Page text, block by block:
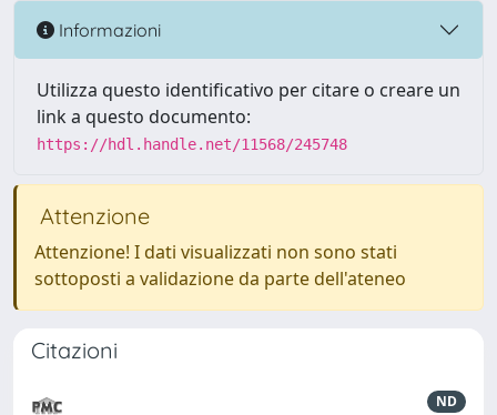
Informazioni
Utilizza questo identificativo per citare o creare un
link a questo documento:
https://hdl.handle.net/11568/245748
Attenzione
Attenzione! I dati visualizzati non sono stati
sottoposti a validazione da parte dell'ateneo
Citazioni
ND